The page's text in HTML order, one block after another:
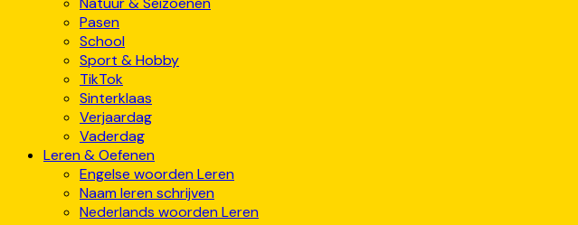
Pasen
School
Sport & Hobby
TikTok
Sinterklaas
Verjaardag
Vaderdag
Leren & Oefenen
Engelse woorden Leren
Naam leren schrijven
Nederlands woorden Leren